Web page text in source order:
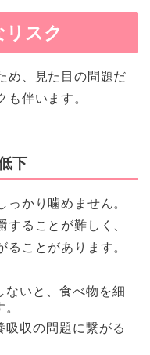
リスク
め、見た目の問題だ
も伴います。
下
っかり噛めません。
ることが難しく、
ことがあります。
ないと、食べ物を細
吸収の問題に繋がる